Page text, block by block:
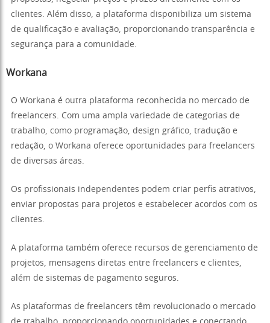
clientes. Além disso, a plataforma disponibiliza um sistema
de qualificação e avaliação, proporcionando transparência e
segurança para a comunidade.
Workana
O Workana é outra plataforma reconhecida no mercado de
freelancers. Com uma ampla variedade de categorias de
trabalho, como programação, design gráfico, tradução e
redação, o Workana oferece oportunidades para freelancers
de diversas áreas.
Os profissionais independentes podem criar perfis atrativos,
enviar propostas para projetos e estabelecer acordos com os
clientes.
A plataforma também oferece recursos de gerenciamento de
projetos, mensagens diretas entre freelancers e clientes,
além de sistemas de pagamento seguros.
As plataformas de freelancers têm revolucionado o mercado